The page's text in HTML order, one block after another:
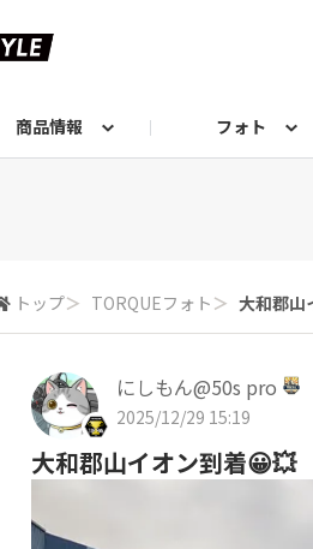
商品情報 フォト
トップ＞ TORQUEフォト ＞ 大和郡山
にしもん@50s pro
2025/12/29 15:19
大和郡山イオン到着😀💥